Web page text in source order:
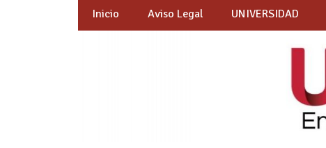
Inicio Aviso Legal UNIVERSIDAD